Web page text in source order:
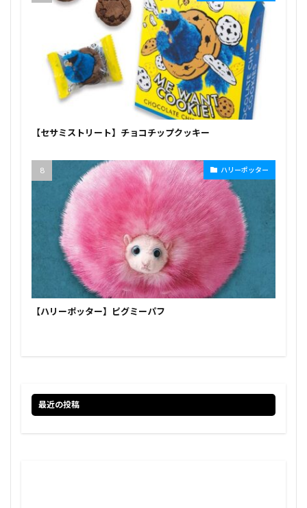
【セサミストリート】チョコチップクッキー
ハリーポッター
【ハリーポッター】ピグミーパフ
最近の投稿